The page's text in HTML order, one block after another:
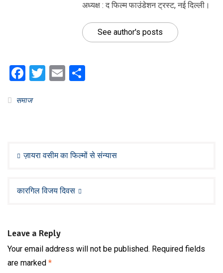
अध्यक्ष : द फिल्म फाउंडेशन ट्रस्ट, नई दिल्ली।
See author's posts
Facebook
Twitter
Email
समाज
navigation
ज़ायरा वसीम का फिल्मों से संन्यास
कारगिल विजय दिवस
Leave a Reply
Your email address will not be published. Required fields
are marked *